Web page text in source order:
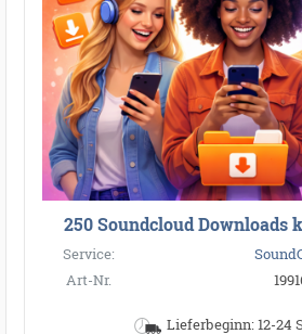
250 Soundcloud Downloads
Service:
Art-Nr.
Lieferbeginn: 12-24